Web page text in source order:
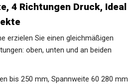
4 Richtungen Druck, Ideal
erzielen Sie einen gleichmäßigen
oben, unten und an beiden
bis 250 mm, Spannweite 60 280 mm